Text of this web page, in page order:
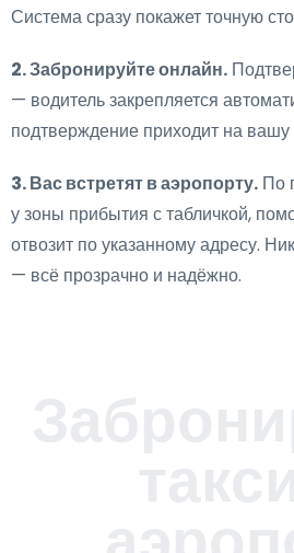
Система сразу покажет точную
2. Забронируйте онлайн.
— водитель закрепляется
подтверждение приходит на вашу
3. Вас встретят в аэропорту. По
у зоны прибытия с табличкой,
отвозит по указанному адресу.
— всё прозрачно и надёжно.